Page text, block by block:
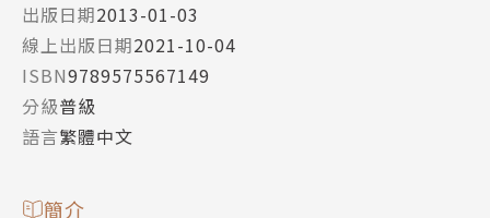
出版日期2013-01-03
線上出版日期2021-10-04
ISBN9789575567149
分級普級
語言繁體中文
簡介